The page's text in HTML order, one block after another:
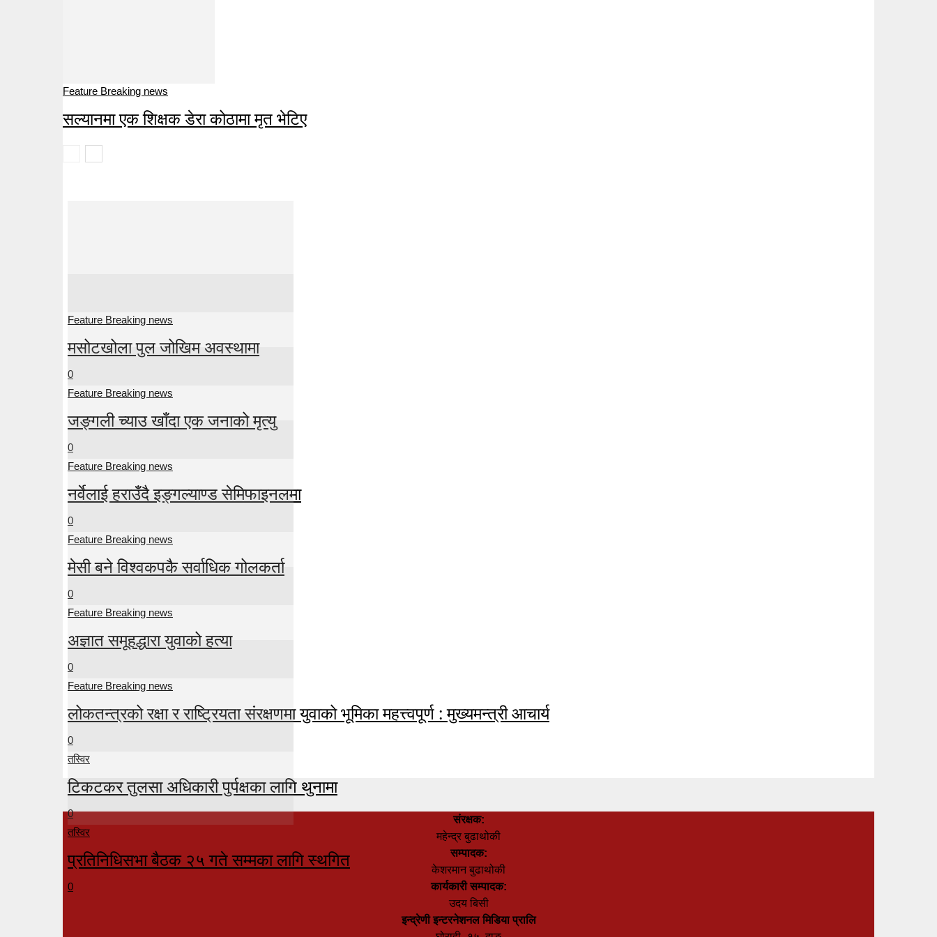
Feature Breaking news
सल्यानमा एक शिक्षक डेरा कोठामा मृत भेटिए
Feature Breaking news
मसोटखोला पुल जोखिम अवस्थामा
0
Feature Breaking news
जङ्गली च्याउ खाँदा एक जनाको मृत्यु
0
Feature Breaking news
नर्वेलाई हराउँदै इङ्गल्याण्ड सेमिफाइनलमा
0
Feature Breaking news
मेसी बने विश्वकपकै सर्वाधिक गोलकर्ता
0
Feature Breaking news
अज्ञात समूहद्धारा युवाको हत्या
0
Feature Breaking news
लोकतन्त्रको रक्षा र राष्ट्रियता संरक्षणमा युवाको भूमिका महत्त्वपूर्ण : मुख्यमन्त्री आचार्य
0
तस्विर
टिकटकर तुलसा अधिकारी पुर्पक्षका लागि थुनामा
0
तस्विर
प्रतिनिधिसभा बैठक २५ गते सम्मका लागि स्थगित
0
संरक्षक:
महेन्द्र बुढाथोकी
सम्पादक:
केशरमान बुढाथोकी
कार्यकारी सम्पादक:
उदय बिसी
इन्द्रेणी इन्टरनेशनल मिडिया प्रालि